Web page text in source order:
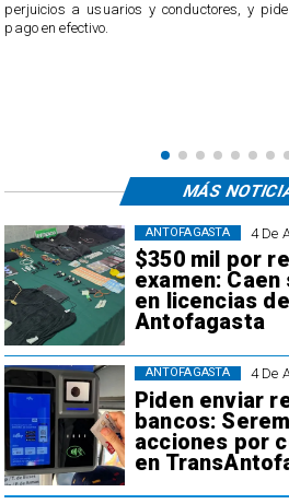
perjuicios a usuarios y conductores, y
pago en efectivo.
4 De
$350 mil por
examen:
en licencias
Antofagasta
ANTOFAGASTA
4 De
Piden enviar
bancos:
acciones por
en
ANTOFAGASTA
MÁS